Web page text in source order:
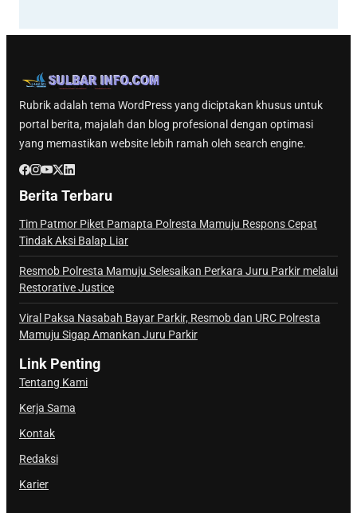
Rubrik adalah tema WordPress yang diciptakan khusus untuk
portal berita, majalah dan blog profesional dengan optimasi
yang memastikan website lebih ramah oleh search engine.
Berita Terbaru
Tim Patmor Piket Pamapta Polresta Mamuju Respons Cepat
Tindak Aksi Balap Liar
Resmob Polresta Mamuju Selesaikan Perkara Juru Parkir melalui
Restorative Justice
Viral Paksa Nasabah Bayar Parkir, Resmob dan URC Polresta
Mamuju Sigap Amankan Juru Parkir
Link Penting
Tentang Kami
Kerja Sama
Kontak
Redaksi
Karier